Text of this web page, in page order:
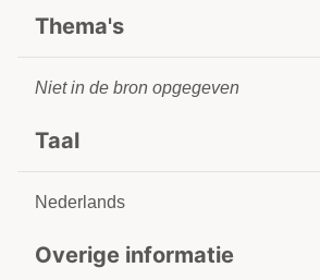
Thema's
Niet in de bron opgegeven
Taal
Nederlands
Overige informatie